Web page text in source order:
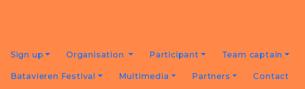
Sign up Organisation Participant Team captain
Batavieren Festival Multimedia Partners Contact